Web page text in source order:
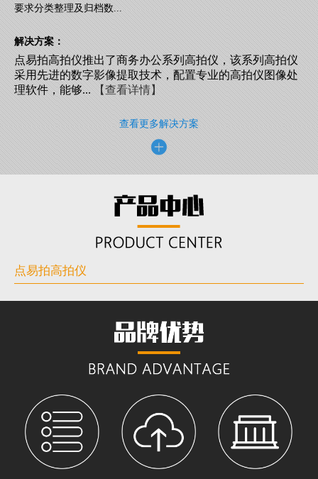
要求分类整理及归档数...
解决方案：
点易拍高拍仪推出了商务办公系列高拍仪，该系列高拍仪
采用先进的数字影像提取技术，配置专业的高拍仪图像处
理软件，能够...【查看详情】
查看更多解决方案
点易拍高拍仪